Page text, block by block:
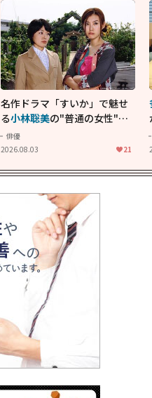
名作ドラマ「すいか」で魅せ
る小林聡美の"普通の女性"が
大人に刺さる...映画「かもめ
食堂」にも通じる静かな芝居
俳優
2026.08.03
21